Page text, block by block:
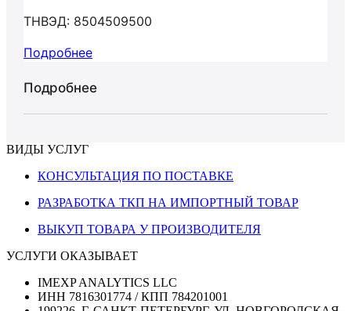
ТНВЭД: 8504509500
Подробнее
Подробнее
ВИДЫ УСЛУГ
КОНСУЛЬТАЦИЯ ПО ПОСТАВКЕ
РАЗРАБОТКА ТКП НА ИМПОРТНЫЙ ТОВАР
ВЫКУП ТОВАРА У ПРОИЗВОДИТЕЛЯ
УСЛУГИ ОКАЗЫВАЕТ
IMEXP ANALYTICS LLC
ИНН 7816301774 / КПП 784201001